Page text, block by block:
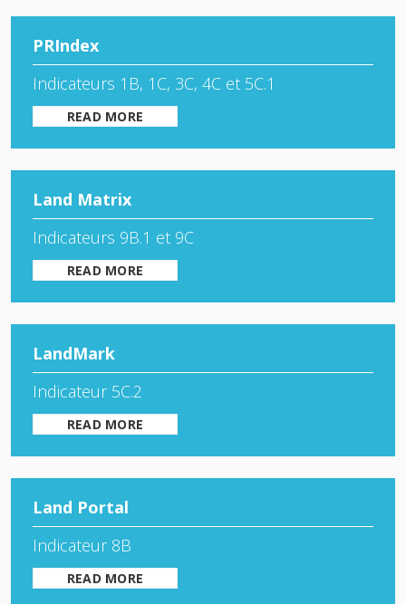
PRIndex
Indicateurs 1B, 1C, 3C, 4C et 5C.1
READ MORE
Land Matrix
Indicateurs 9B.1 et 9C
READ MORE
LandMark
Indicateur 5C.2
READ MORE
Land Portal
Indicateur 8B
READ MORE